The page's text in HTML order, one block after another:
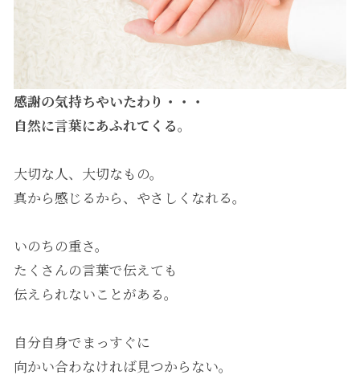
感謝の気持ちやいたわり・・・
自然に言葉にあふれてくる。
大切な人、大切なもの。
真から感じるから、やさしくなれる。
いのちの重さ。
たくさんの言葉で伝えても
伝えられないことがある。
自分自身でまっすぐに
向かい合わなければ見つからない。